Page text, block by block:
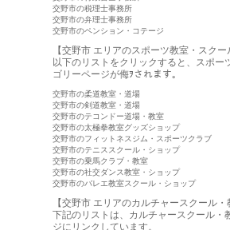
交野市の税理士事務所
交野市の弁理士事務所
交野市のペンション・コテージ
【交野市 エリアのスポーツ教室・スクー
以下のリストをクリックすると、スポ
ゴリーページが侮ｦされます。
交野市の柔道教室・道場
交野市の剣道教室・道場
交野市のテコンドー道場・教室
交野市の太極拳教室グッズショップ
交野市のフィットネスジム・スポーツクラブ
交野市のテニススクール・ショップ
交野市の乗馬クラブ・教室
交野市の社交ダンス教室・ショップ
交野市のバレエ教室スクール・ショップ
【交野市 エリアのカルチャースクール
下記のリストは、カルチャースクール・
ジにリンクしています。